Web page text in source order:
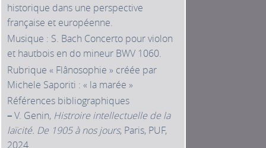
historique dans une perspective
française et européenne.
Musique : S. Bach Concerto pour violon
et hautbois en do mineur BWV 1060.
Rubrique « Flânosophie » créée par
Michele Saporiti : « la marée »
Références bibliographiques
–V. Genin, Histroire intellectuelle de la
laïcité. De 1905 à nos jours, Paris, PUF,
2024.